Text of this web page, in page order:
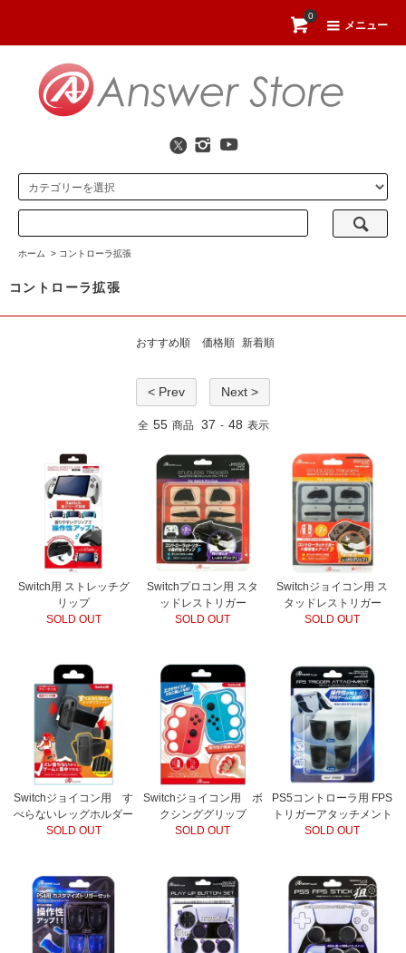
メニュー
0
ホーム > コントローラ拡張
コントローラ拡張
おすすめ順 価格順 新着順
< Prev Next >
全 55 商品 37 - 48 表示
Switch用 ストレッチグ
リップ
SOLD OUT
Switchプロコン用 スタ
ッドレストリガー
SOLD OUT
Switchジョイコン用 ス
タッドレストリガー
SOLD OUT
Switchジョイコン用 す
べらないレッグホルダー
SOLD OUT
Switchジョイコン用 ボ
クシンググリップ
SOLD OUT
PS5コントローラ用 FPS
トリガーアタッチメント
SOLD OUT